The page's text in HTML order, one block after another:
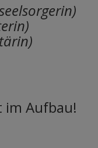
im Aufbau!